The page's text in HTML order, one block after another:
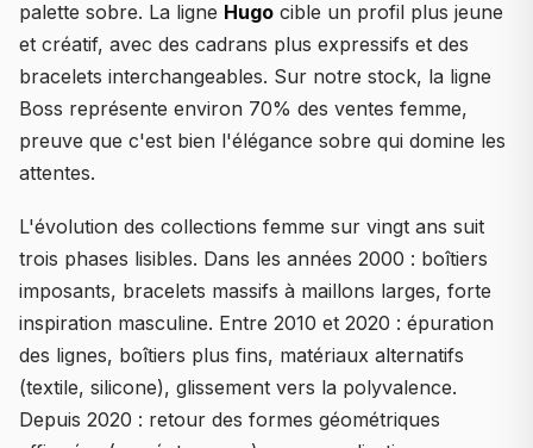
palette sobre. La ligne Hugo cible un profil plus jeune
et créatif, avec des cadrans plus expressifs et des
bracelets interchangeables. Sur notre stock, la ligne
Boss représente environ 70% des ventes femme,
preuve que c'est bien l'élégance sobre qui domine les
attentes.
L'évolution des collections femme sur vingt ans suit
trois phases lisibles. Dans les années 2000 : boîtiers
imposants, bracelets massifs à maillons larges, forte
inspiration masculine. Entre 2010 et 2020 : épuration
des lignes, boîtiers plus fins, matériaux alternatifs
(textile, silicone), glissement vers la polyvalence.
Depuis 2020 : retour des formes géométriques